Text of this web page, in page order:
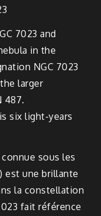
7023 and
in the
NGC 7023
larger
487.
six light-years
sous les
est une brillante
la constellation
fait référence